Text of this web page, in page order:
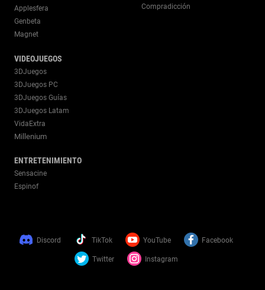
Applesfera
Genbeta
Magnet
VIDEOJUEGOS
3DJuegos
3DJuegos PC
3DJuegos Guías
3DJuegos Latam
VidaExtra
Millenium
ENTRETENIMIENTO
Sensacine
Espinof
Compradicción
Discord TikTok YouTube Facebook
Twitter Instagram